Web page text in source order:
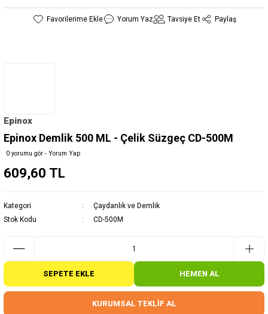
Yorum Yaz Tavsiye Et Paylaş
Epinox
Epinox Demlik 500 ML - Çelik Süzgeç CD-500M
0 yorumu gör - Yorum Yap
609,60 TL
Kategori
Çaydanlık ve Demlik
Stok Kodu
CD-500M
SEPETE EKLE HEMEN AL
KURUMSAL TEKLİF AL